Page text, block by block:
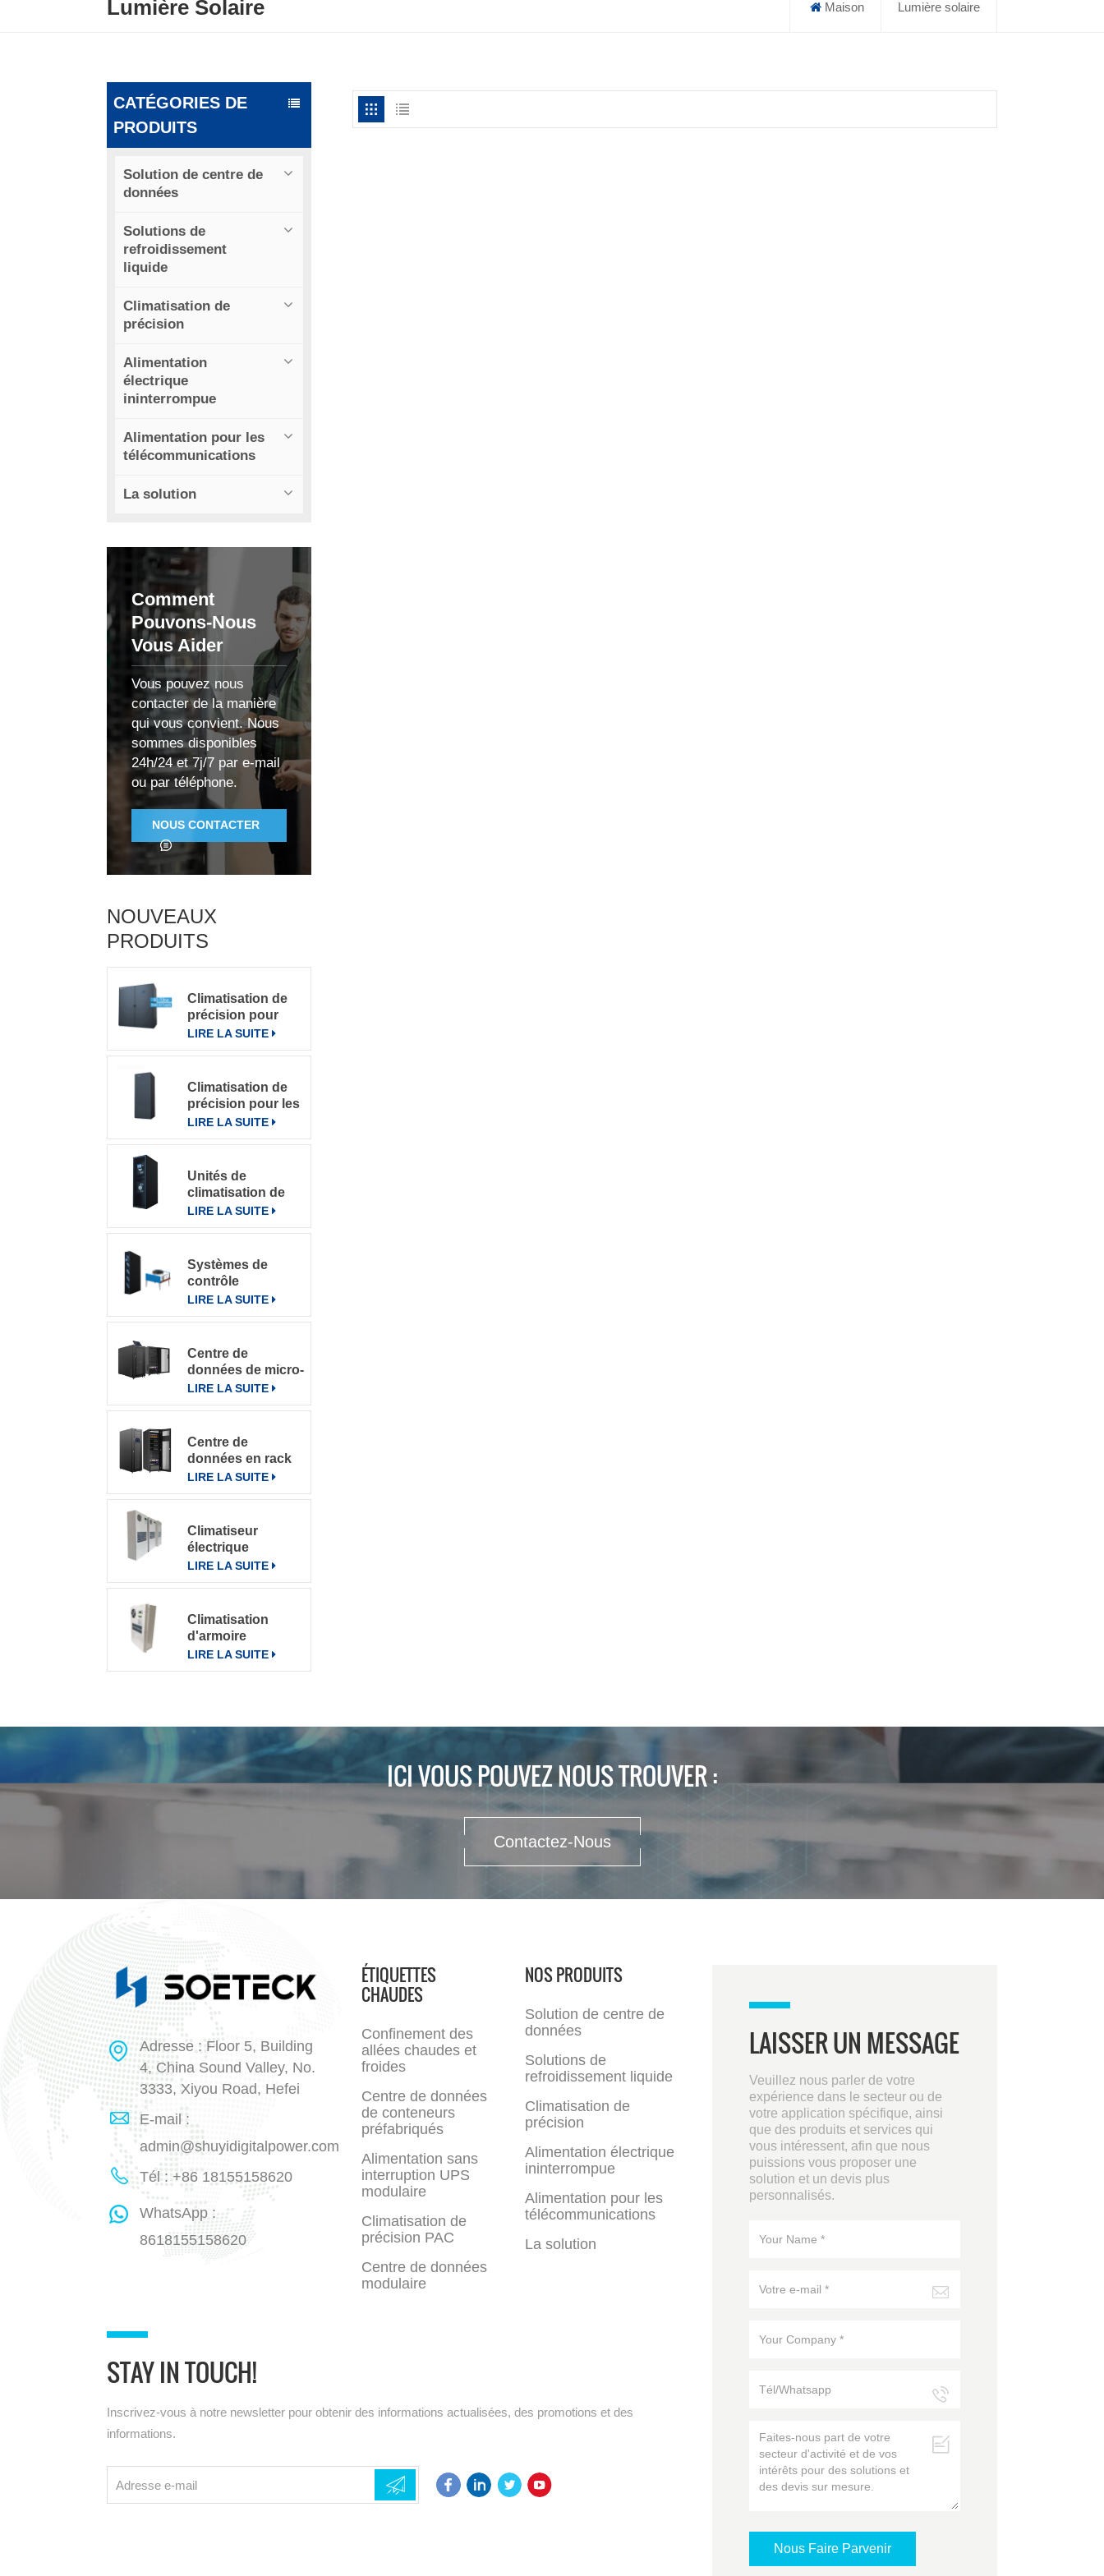
Lumière Solaire Maison Lumière solaire
CATÉGORIES DE
PRODUITS
Solution de centre de
données
Solutions de
refroidissement
liquide
Climatisation de
précision
Alimentation
électrique
ininterrompue
Alimentation pour les
télécommunications
La solution
Comment
Pouvons-Nous
Vous Aider
Vous pouvez nous
contacter de la manière
qui vous convient. Nous
sommes disponibles
24h/24 et 7j/7 par e-mail
ou par téléphone.
NOUS CONTACTER
NOUVEAUX
PRODUITS
Climatisation de
précision pour
grande salle de
serveurs
LIRE LA SUITE
Climatisation de
précision pour les
salles
informatiques
LIRE LA SUITE
Unités de
climatisation de
précision à
refroidissement
LIRE LA SUITE
Systèmes de
contrôle
intelligents pour
climatiseurs de
rangée DataRow
Series dans les
données
LIRE LA SUITE
Centre de
données de micro-
rack intégré
LIRE LA SUITE
Centre de
données en rack
pour divers
environnements
LIRE LA SUITE
Climatiseur
électrique
d'armoire de
télécommunication
LIRE LA SUITE
Climatisation
d'armoire
électrique de
communication
LIRE LA SUITE
ICI VOUS POUVEZ NOUS TROUVER :
Contactez-Nous
Adresse : Floor 5, Building
4, China Sound Valley, No.
3333, Xiyou Road, Hefei
E-mail :
admin@shuyidigitalpower.com
Tél : +86 18155158620
WhatsApp :
8618155158620
ÉTIQUETTES
CHAUDES
Confinement des
allées chaudes et
froides
Centre de données
de conteneurs
préfabriqués
Alimentation sans
interruption UPS
modulaire
Climatisation de
précision PAC
Centre de données
modulaire
NOS PRODUITS
Solution de centre de
données
Solutions de
refroidissement liquide
Climatisation de
précision
Alimentation électrique
ininterrompue
Alimentation pour les
télécommunications
La solution
STAY IN TOUCH!
Inscrivez-vous à notre newsletter pour obtenir des informations actualisées, des promotions et des
informations.
LAISSER UN MESSAGE
Veuillez nous parler de votre
expérience dans le secteur ou de
votre application spécifique, ainsi
que des produits et services qui
vous intéressent, afin que nous
puissions vous proposer une
solution et un devis plus
personnalisés.